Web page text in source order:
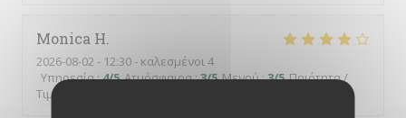
Monica H
2026-08-02 - 12:30 - καλεσμένοι 4
Υπηρεσία:4/5 Ατμόσφαιρα:3/5 Μενού:3/5 Ποιότητα /
Τιμή